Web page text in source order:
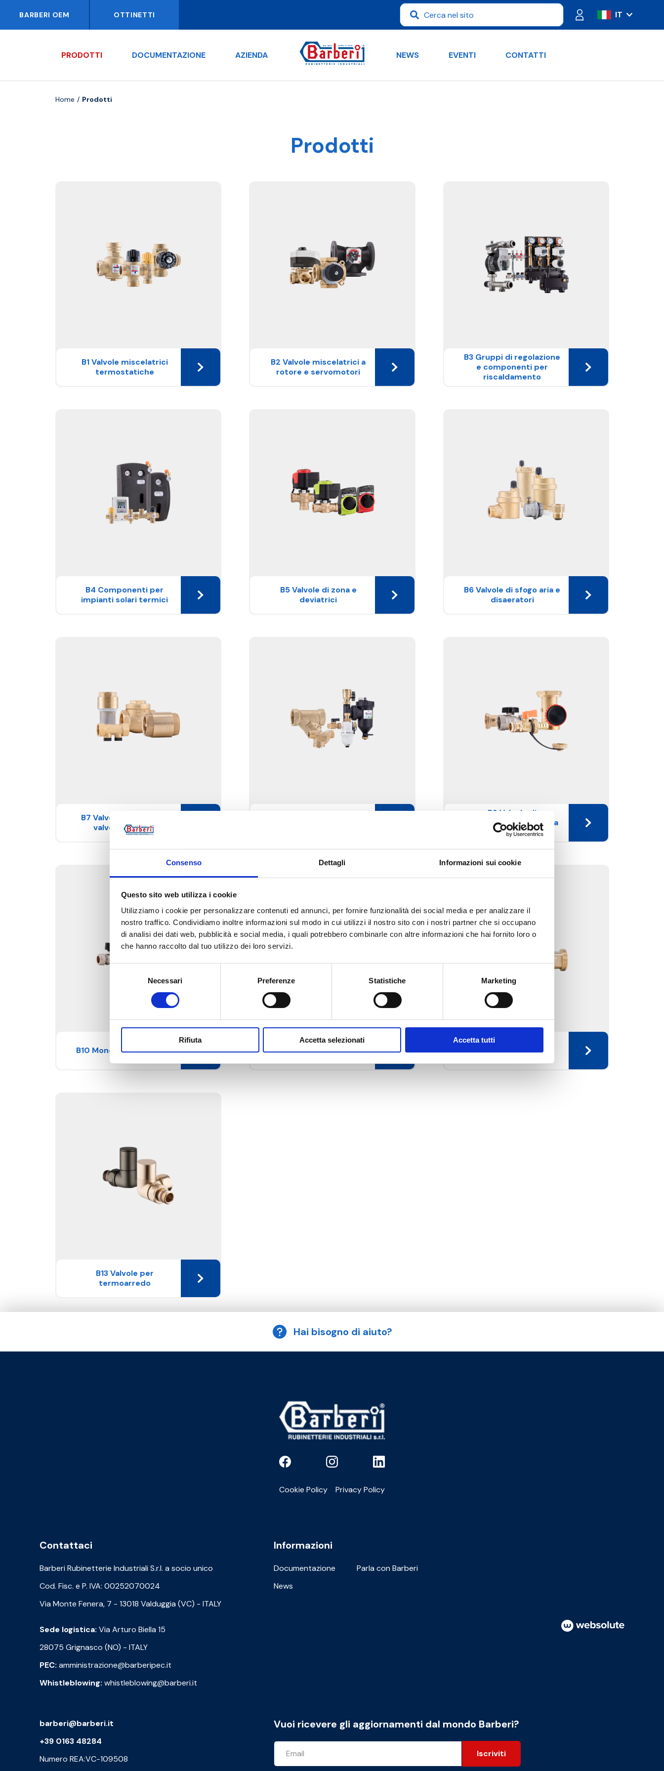
Consenso Dettagli Informazioni sui cookie
Questo sito web utilizza i cookie
Utilizziamo i cookie per personalizzare contenuti ed annunci, per fornire funzionalità dei social media e per analizzare il
nostro traffico. Condividiamo inoltre informazioni sul modo in cui utilizzi il nostro sito con i nostri partner che si occupano
di analisi dei dati web, pubblicità e social media, i quali potrebbero combinarle con altre informazioni che hai fornito loro o
che hanno raccolto dal tuo utilizzo dei loro servizi.
Necessari Preferenze Statistiche Marketing
Rifiuta Accetta selezionati Accetta tutti
BARBERI OEM OTTINETTI
IT
ES
DE
PRODOTTI DOCUMENTAZIONE AZIENDA NEWS EVENTI CONTATTI
Home Prodotti
Prodotti
B1 Valvole miscelatrici
termostatiche
B2 Valvole miscelatrici a
rotore e servomotori
B3 Gruppi di regolazione
e componenti per
riscaldamento
B4 Componenti per
impianti solari termici
B5 Valvole di zona e
deviatrici
B6 Valvole di sfogo aria e
disaeratori
B7 Valvole di ritegno e
valvole di fondo
B9 Valvole di
intercettazione a sfera
e rubinetti
B10 Monoblocchi B11 Valvole per radiatore B12 Raccorderia
B13 Valvole per
termoarredo
Hai bisogno di aiuto?
Cookie Policy Privacy Policy
Contattaci
Barberi Rubinetterie Industriali S.r.l. a socio unico
Cod. Fisc. e P. IVA: 00252070024
Via Monte Fenera, 7 - 13018 Valduggia (VC) - ITALY
Sede logistica: Via Arturo Biella 15
28075 Grignasco (NO) - ITALY
PEC: amministrazione@barberipec.it
Whistleblowing: whistleblowing@barberi.it
Informazioni
Documentazione
Parla con Barberi
News
barberi@barberi.it
+39 0163 48284
Numero REA:VC-109508
Vuoi ricevere gli aggiornamenti dal mondo Barberi?
Iscriviti